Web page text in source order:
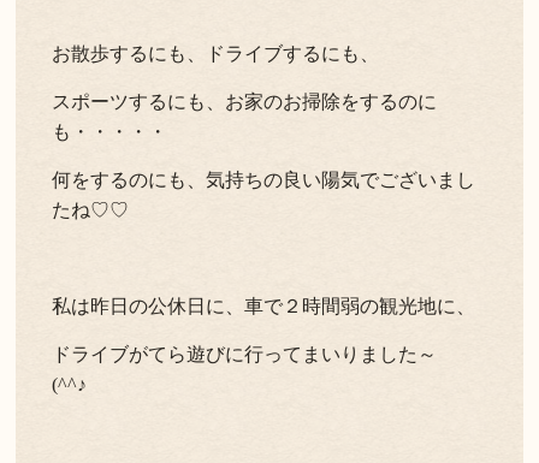
お散歩するにも、ドライブするにも、
スポーツするにも、お家のお掃除をするのに
も・・・・・
何をするのにも、気持ちの良い陽気でございまし
たね♡♡
私は昨日の公休日に、車で２時間弱の観光地に、
ドライブがてら遊びに行ってまいりました～
(^^♪